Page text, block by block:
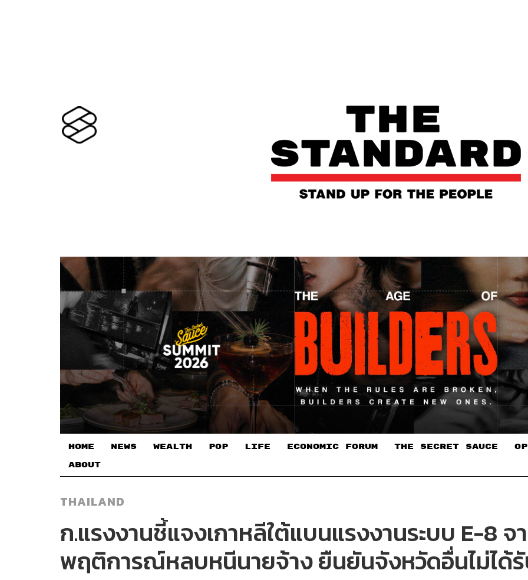
HOME NEWS WEALTH POP LIFE ECONOMIC FORUM THE SECRET SAUCE​
ABOUT
THAILAND
ก.แรงงานชี้แจงเกาหลีใต้แบนแรงงานระบบ E-8
พฤติการณ์หลบหนีนายจ้าง ยืนยันจังหวัดอื่นไม่ได้